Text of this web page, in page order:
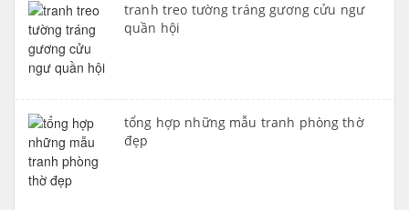
tranh treo tường tráng gương cửu ngư
quần hội
tổng hợp những mẫu tranh phòng thờ
đẹp